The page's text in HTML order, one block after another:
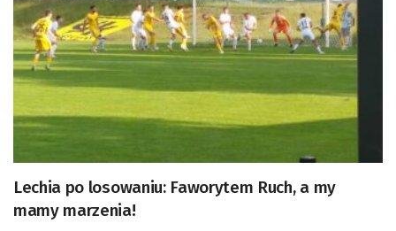
Lechia po losowaniu: Faworytem Ruch, a my
mamy marzenia!